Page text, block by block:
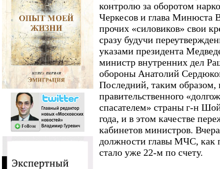
контролю за оборотом
Черкесов и глава Минюста
прочих «силовиков» свои
сразу будучи
указами президента
министр внутренних дел
обороны Анатолий
Последний, таким образом,
правительственного
спасателем» страны г-н
года, и в этом качестве
кабинетов министров.
должности главы МЧС, как
стало уже 22-м по счету.